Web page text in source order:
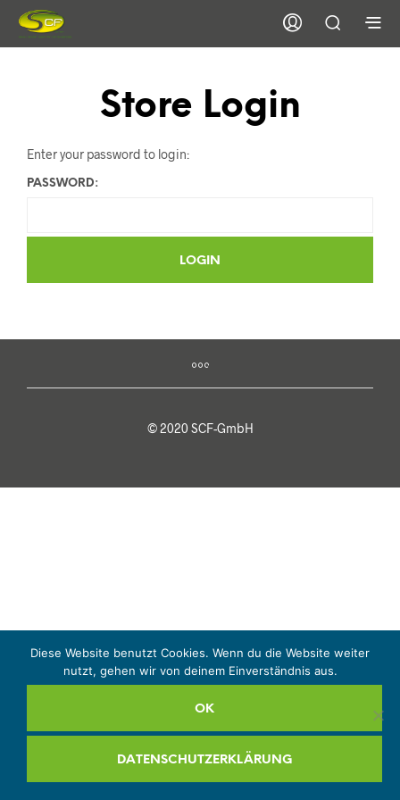
Store Login
Enter your password to login:
PASSWORD:
© 2020 SCF-GmbH
Diese Website benutzt Cookies. Wenn du die Website weiter
nutzt, gehen wir von deinem Einverständnis aus.
OK
DATENSCHUTZERKLÄRUNG